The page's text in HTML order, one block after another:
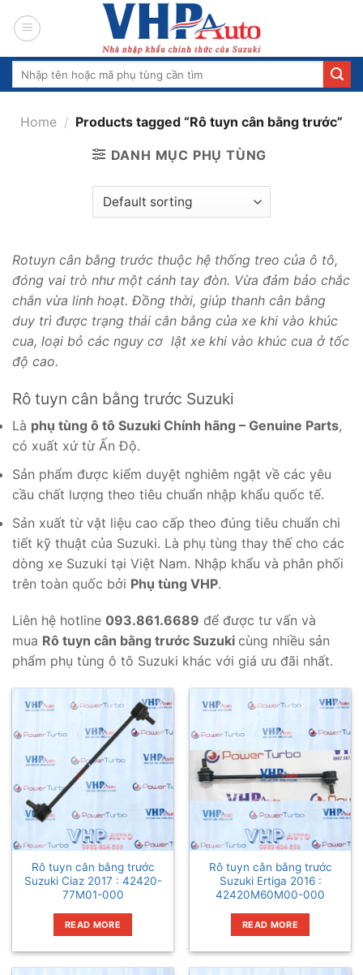
Search
Home / Products tagged “Rô tuyn cân bằng trước”
DANH MỤC PHỤ TÙNG
Rotuyn cân bằng trước thuộc hệ thống treo của ô tô,
đóng vai trò như một cánh tay đòn. Vừa đảm bảo chắc
chắn vừa linh hoạt. Đồng thời, giúp thanh cân bằng
duy trì được trạng thái cân bằng của xe khi vào khúc
cua, loại bỏ các nguy cơ lật xe khi vào khúc cua ở tốc
độ cao.
Rô tuyn cân bằng trước Suzuki
Là phụ tùng ô tô Suzuki Chính hãng – Genuine Parts,
có xuất xứ từ Ấn Độ.
Sản phẩm được kiểm duyệt nghiêm ngặt về các yêu
cầu chất lượng theo tiêu chuẩn nhập khẩu quốc tế.
Sản xuất từ vật liệu cao cấp theo đúng tiêu chuẩn chi
tiết kỹ thuật của Suzuki. Là phụ tùng thay thế cho các
dòng xe Suzuki tại Việt Nam. Nhập khẩu và phân phối
trên toàn quốc bởi Phụ tùng VHP.
Liên hệ hotline 093.861.6689 để được tư vấn và
mua Rô tuyn cân bằng trước Suzuki cùng nhiều sản
phẩm phụ tùng ô tô Suzuki khác với giá ưu đãi nhất.
Rô tuyn cân bằng trước
Suzuki Ciaz 2017 : 42420-
77M01-000
READ MORE
Rô tuyn cân bằng trước
Suzuki Ertiga 2016 :
42420M60M00-000
READ MORE